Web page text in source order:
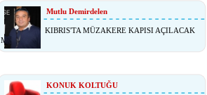
Mutlu Demirdelen
KIBRIS'TA MÜZAKERE KAPISI AÇILACAK
MI?
KONUK KOLTUĞU